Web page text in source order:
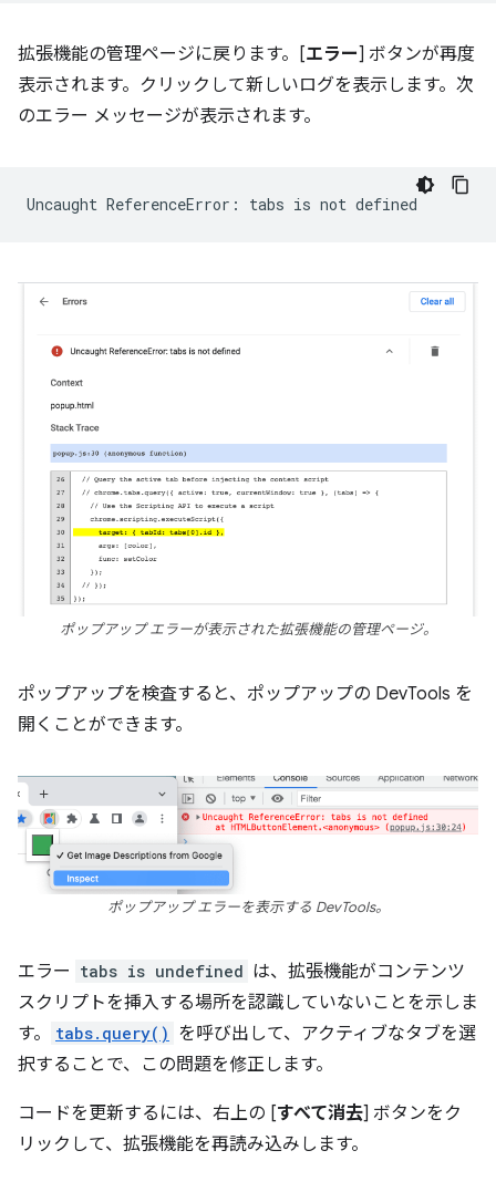
拡張機能の管理ページに戻ります。[エラー] ボタンが再度
表示されます。クリックして新しいログを表示します。次
のエラー メッセージが表示されます。
ポップアップ エラーが表示された拡張機能の管理ページ。
ポップアップを検査すると、ポップアップの DevTools を
開くことができます。
ポップアップ エラーを表示する DevTools。
エラー tabs is undefined は、拡張機能がコンテンツ
スクリプトを挿入する場所を認識していないことを示しま
す。
tabs.query() を呼び出して、アクティブなタブを選
択することで、この問題を修正します。
コードを更新するには、右上の [すべて消去] ボタンをク
リックして、拡張機能を再読み込みします。